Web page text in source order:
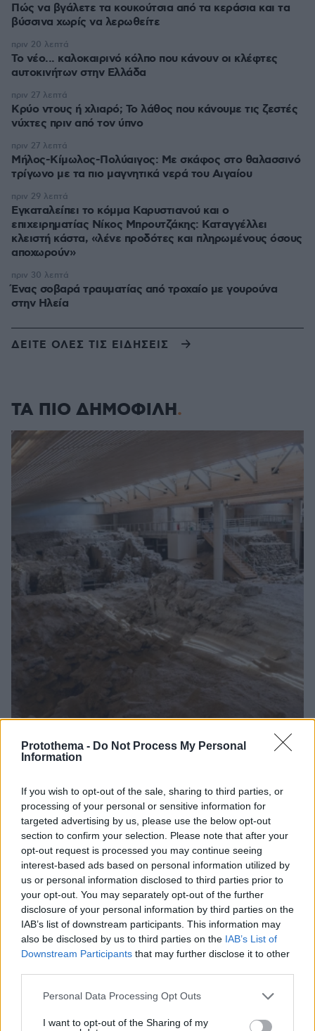
Protothema - Do Not Process My Personal
Information
If you wish to opt-out of the sale, sharing to third parties, or
processing of your personal or sensitive information for
targeted advertising by us, please use the below opt-out
section to confirm your selection. Please note that after your
opt-out request is processed you may continue seeing
interest-based ads based on personal information utilized by
us or personal information disclosed to third parties prior to
your opt-out. You may separately opt-out of the further
disclosure of your personal information by third parties on the
IAB’s list of downstream participants. This information may
also be disclosed by us to third parties on the IAB’s List of
Downstream Participants that may further disclose it to other
Please note that this website/app uses one or more Google
not limited to your visit or usage behaviour. You may click to
Personal Data Processing Opt Outs
I want to opt-out of the Sharing of my
Πώς να βγάλετε τα κουκούτσια από τα κεράσια και τα
βύσσινα χωρίς να λερωθείτε
Το νέο... καλοκαιρινό κόλπο που κάνουν οι κλέφτες
αυτοκινήτων στην Ελλάδα
πριν 20 λεπτά
Κρύο ντους ή χλιαρό; Το λάθος που κάνουμε τις ζεστές
νύχτες πριν από τον ύπνο
πριν 27 λεπτά
Μήλος-Κίμωλος-Πολύαιγος: Με σκάφος στο θαλασσινό
τρίγωνο με τα πιο μαγνητικά νερά του Αιγαίου
πριν 27 λεπτά
Εγκαταλείπει το κόμμα Καρυστιανού και ο
επιχειρηματίας Νίκος Μπρουτζάκης: Καταγγέλλει
κλειστή κάστα, «λένε προδότες και πληρωμένους όσους
αποχωρούν»
πριν 29 λεπτά
Ένας σοβαρά τραυματίας από τροχαίο με γουρούνα
στην Ηλεία
πριν 30 λεπτά
ΔΕΙΤΕ ΟΛΕΣ ΤΙΣ ΕΙΔΗΣΕΙΣ
ΤΑ ΠΙΟ ΔΗΜΟΦΙΛΗ
Μυστήριο 3.500 ετών στη Σαντορίνη: Ο 15χρονος
έκρηξης